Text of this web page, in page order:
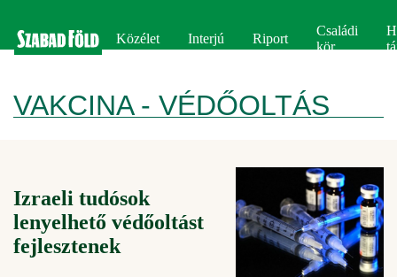
Közélet Interjú Riport
Családi
kör
VAKCINA - VÉDŐOLTÁS
Izraeli tudósok
lenyelhető védőoltást
fejlesztenek